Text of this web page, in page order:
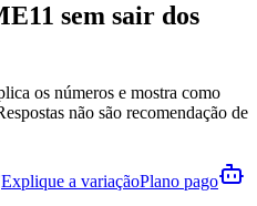
sem sair dos
os números e mostra como
não são recomendação de
Explique a variaçãoPlano pago